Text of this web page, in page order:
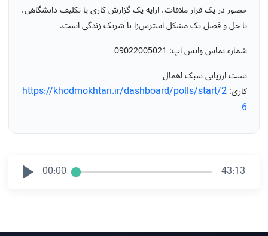
حضور در یک قرار ملاقات، ارایه یک گزارش کاری یا تکلیف دانشگاهی،
یا حل و فصل یک مشکل استرس‌زا با شریک زندگی است.
شماره تماس واتس اپ: 09022005021
تست ارزیابی سبک اهمال
کاری: https://khodmokhtari.ir/dashboard/polls/start/2
6
00:00 43:13